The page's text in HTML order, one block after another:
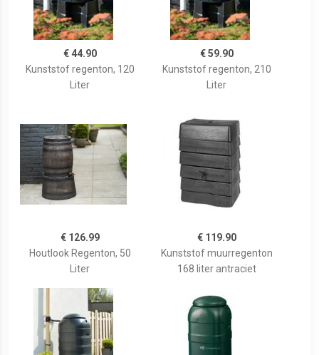
€ 44.90
Kunststof regenton, 120
Liter
€ 59.90
Kunststof regenton, 210
Liter
€ 126.99
Houtlook Regenton, 50
Liter
€ 119.90
Kunststof muurregenton
168 liter antraciet